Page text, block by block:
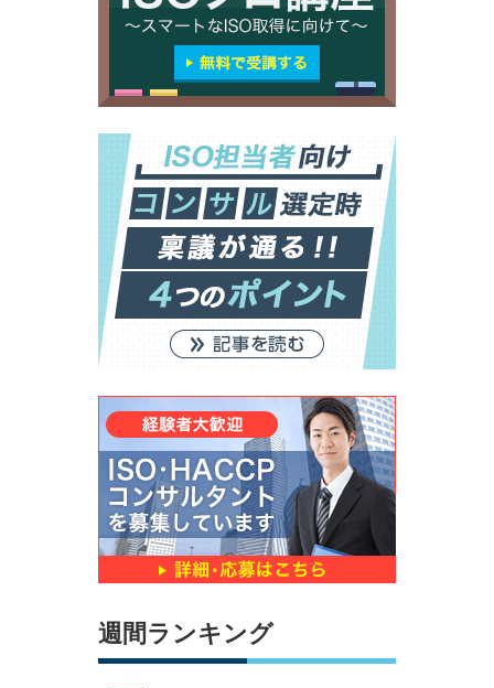
週間ランキング